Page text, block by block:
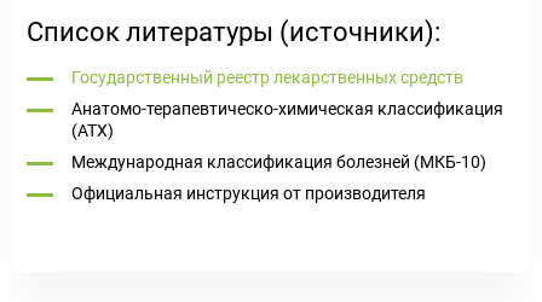
Список литературы (источники):
Государственный реестр лекарственных средств
Анатомо-терапевтическо-химическая классификация
(ATX)
Международная классификация болезней (МКБ-10)
Официальная инструкция от производителя